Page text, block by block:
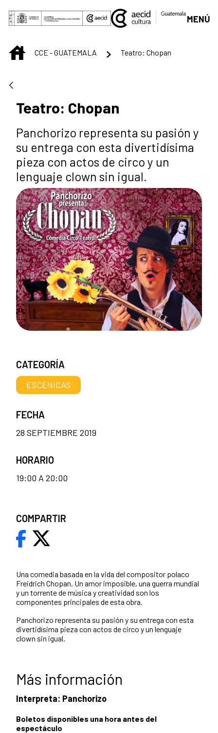
Saltar al contenido principal
MENÚ
INICIOCCE - GUATEMALA Teatro: Chopan
Teatro: Chopan
Panchorizo representa su pasión y
su entrega con esta divertidísima
pieza con actos de circo y un
lenguaje clown sin igual.
Una comedia basada en la vida del compositor polaco
Freidrich Chopan. Un amor imposible, una guerra mundial
y un torrente de música y creatividad son los
componentes principales de esta obra.
Panchorizo representa su pasión y su entrega con esta
divertidísima pieza con actos de circo y un lenguaje
clown sin igual.
Más información
Interpreta: Panchorizo
Boletos disponibles una hora antes del
espectáculo
CATEGORÍA
ESCÉNICAS
FECHA
28 SEPTIEMBRE 2019
HORARIO
19:00 A 20:00
COMPARTIR